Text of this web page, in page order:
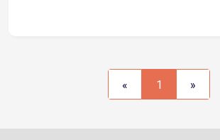
de ligação com bairros como Wanel
mais centrais, cerca de 10 min de carro. O
« 1 »